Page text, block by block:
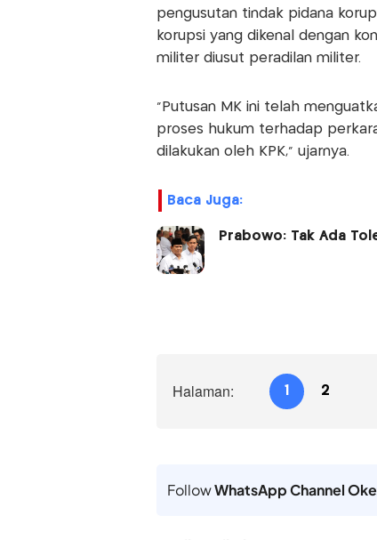
pengusutan tindak pidana
korupsi yang dikenal dengan
militer diusut peradilan militer.
"Putusan MK ini telah
proses hukum terhadap
dilakukan oleh KPK," ujarnya.
Baca Juga:
Prabowo: Tak Ada
Halaman: 1 2
FollowWhatsApp Channel